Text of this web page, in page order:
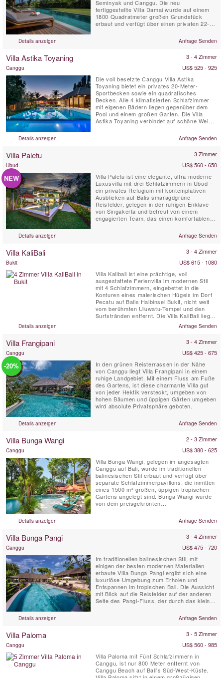
Seminyak und Canggu. Die neu
fertiggestellte Villa Damai wurde auf einem
1800 Quadratmeter großen Grundstück
erbaut und verfügt über einen privaten 22-
Rasenfläche eingebettet ist. Es ist von
tropischen Gärten mit Blick auf natürliche
Details anzeigen Anfrage Senden
Villa Astika Toyaning 3 - 4 Zimmer
Canggu
US$ 525 - 925
Die voll besetzte Canggu Villa Astika
Toyaning bietet ein privates 20-Meter-
Sportbecken sowie ein quadratisches
Becken. Alle 4 klimatisierten Schlafzimmer
mit eigenen Bädern liegen gegenüber dem
Pool und einem großen Garten. Die Villa
Astika Toyaning verbindet auf schöne Weise
modernem Design und bietet den perfekten
Rückzugsort für große Familien oder eine
Autominuten von Balis beliebtem Echo ...
Details anzeigen Anfrage Senden
Villa Paletu 3 Zimmer
Ubud US$ 560 - 650
NEW
Villa Paletu ist eine elegante, ultra-moderne
Luxusvilla mit drei Schlafzimmern in Ubud –
ein privates Refugium mit kontemplativen
Ausblicken auf Balis smaragdgrüne
Reisfelder, gelegen in der ruhigen Enklave
von Singakerta und betreut von einem
engagierten Team, das einen komfortablen
Villa Paletu ist vollständig klimatisiert und
zeichnet sich durch bodentiefe Glasfenster,
Details anzeigen Anfrage Senden
Villa KaliBali 3 - 4 Zimmer
Bukit
US$ 615 - 1080
Villa Kalibali ist eine prächtige, voll
ausgestattete Ferienvilla im modernen Stil
mit 4 Schlafzimmern, eingebettet in die
Konturen eines malerischen Hügels im Dorf
Pecatu auf Balis Halbinsel Bukit, nicht weit
vom berühmten Uluwatu-Tempel und den
Surfstränden entfernt. Die Villa KaliBali liegt
in einem weitläufigen Garten und bietet einen
spektakulären Panoramablick auf das Meer,
Balis erstreckt. Gäste der Villa Kalibali
Details anzeigen Anfrage Senden
Villa Frangipani 3 - 4 Zimmer
Canggu US$ 425 - 675
-20%
In den grünen Reisterrassen in der Nähe
von Canggu liegt Villa Frangipani in einem
ruhige Landgebiet. Mit einem Fluss am Fuße
des Gartens, ist diese charmante Villa gut
von jeder Hektik versteckt, umgeben von
hohen Bäumen und üppigen Gärten umgeben
wird absolute Privatsphäre geboten.
Details anzeigen Anfrage Senden
Villa Bunga Wangi 2 - 3 Zimmer
Canggu
US$ 380 - 625
Villa Bunga Wangi, gelegen im angesagten
Canggu auf Bali, wurde im traditionellen
balinesischen Stil erbaut und verfügt über
separate Schlafzimmerpavillons, die inmitten
eines 1500 m² großen, üppigen tropischen
Gartens angelegt sind. Bunga Wangi wurde
von dem preisgekrönten
entworfen. Die Villa bietet drei individuelle
Schlafzimmerpavillons mit eigenen
einen zusätzlichen TV-Loungebereich mit
Details anzeigen Anfrage Senden
Villa Bunga Pangi 3 - 4 Zimmer
Canggu
US$ 475 - 720
Im traditionellen balinesischen Stil, mit
einigen der besten modernen Materialien
erbaute Villa Bunga Pangi ergibt sich eine
luxuriöse Umgebung zum Erholen und
Entspannen im tropischen Bali. Die Aussicht
mit Blick auf die Reisfelder auf der anderen
Seite des Pangi-Fluss, der durch das kleine
nach 1500 m in den Indischen Ozean fliesst.
Bunga bedeutet "Blume", genießen Sie einen
Details anzeigen Anfrage Senden
Villa Paloma 3 - 5 Zimmer
Canggu
US$ 560 - 985
Villa Paloma mit Fünf Schlafzimmern in
Canggu, ist nur 800 Meter entfernt von
Canggu Beach auf Bali's Süd-West-Küste.